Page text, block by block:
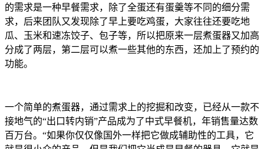
的需求是一种早餐需求，除了全蛋还有蛋羹等不同的细分需
求，后来团队又发现除了早上要吃鸡蛋，大家往往还要吃地
瓜、玉米和速冻饺子、包子等，所以把原来一层煮蛋器又加高
分成了两层，第二层可以煮一些其他的东西，还加上了预约的
功能。
一个简单的煮蛋器，通过需求上的挖掘和改变，已经从一款不
接地气的“出口转内销”产品成为了中式早餐机，年销售量达数
百万台。“如果你仅仅像国外一样把它做成辅助性的工具，它